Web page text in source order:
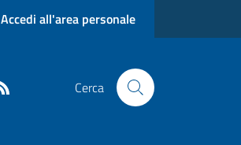
Accedi all'area personale
Cerca